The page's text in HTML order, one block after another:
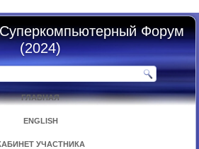
Форум
(2024)
ГЛАВНАЯ
ENGLISH
УЧАСТНИКА